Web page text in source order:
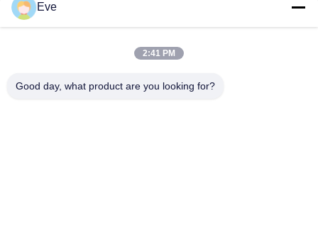
実用的な自動車用クリアベースコート防カビ性アクリルクリア
ー 耐天候
Eve
2:41 PM
Good day, what product are you looking for?